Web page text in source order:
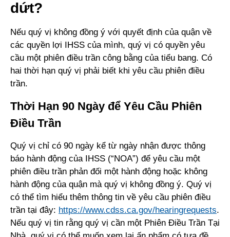
dứt?
Nếu quý vị không đồng ý với quyết định của quận về
các quyền lợi IHSS của mình, quý vị có quyền yêu
cầu một phiên điều trần công bằng của tiểu bang. Có
hai thời hạn quý vị phải biết khi yêu cầu phiên điều
trần.
Thời Hạn 90 Ngày để Yêu Cầu Phiên
Điều Trần
Quý vị chỉ có 90 ngày kể từ ngày nhận được thông
báo hành động của IHSS (“NOA”) để yêu cầu một
phiên điều trần phản đối một hành động hoặc không
hành động của quận mà quý vị không đồng ý. Quý vị
có thể tìm hiểu thêm thông tin về yêu cầu phiên điều
trần tại đây: https://www.cdss.ca.gov/hearingrequests.
Nếu quý vị tin rằng quý vị cần một Phiên Điều Trần Tại